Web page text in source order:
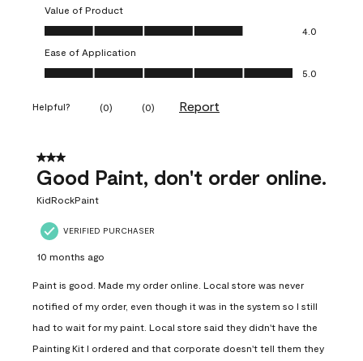
Value of Product
Value of Product, 4.0 out of 5
4.0
Ease of Application
Ease of Application, 5.0 out of 5
5.0
Helpful? (0) (0) Report
3 out of 5 stars.
Good Paint, don't order online.
KidRockPaint
VERIFIED PURCHASER
10 months ago
Paint is good. Made my order online. Local store was never
notified of my order, even though it was in the system so I still
had to wait for my paint. Local store said they didn't have the
Painting Kit I ordered and that corporate doesn't tell them they